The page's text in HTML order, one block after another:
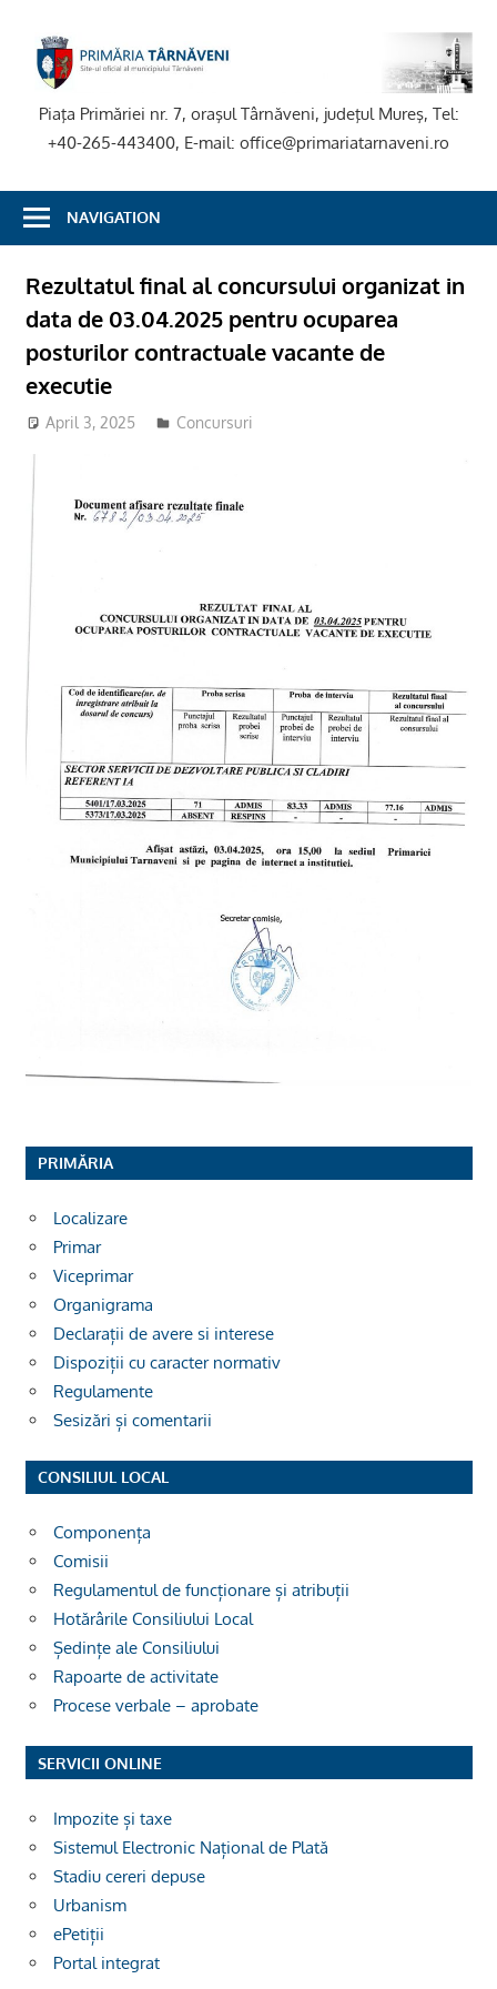
content
Piaţa Primăriei nr. 7, oraşul Târnăveni, judeţul Mureş, Tel:
+40-265-443400, E-mail: office@primariatarnaveni.ro
NAVIGATION
Rezultatul final al concursului organizat in
data de 03.04.2025 pentru ocuparea
posturilor contractuale vacante de
executie
April 3, 2025 adm-mmm
Concursuri
PRIMĂRIA
Localizare
Primar
Viceprimar
Organigrama
Declarații de avere si interese
Dispoziții cu caracter normativ
Regulamente
Sesizări și comentarii
CONSILIUL LOCAL
Componența
Comisii
Regulamentul de funcționare și atribuții
Hotărârile Consiliului Local
Ședințe ale Consiliului
Rapoarte de activitate
Procese verbale – aprobate
SERVICII ONLINE
Impozite și taxe
Sistemul Electronic Național de Plată
Stadiu cereri depuse
Urbanism
ePetiții
Portal integrat